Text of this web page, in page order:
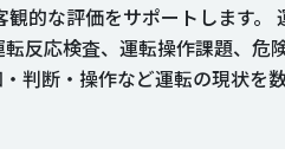
的な評価をサポートします。
反応検査、運転操作課題、危
判断・操作など運転の現状を